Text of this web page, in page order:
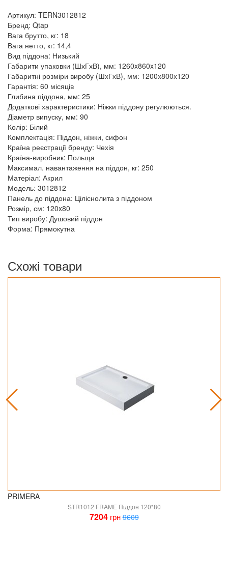
Артикул: TERN3012812
Бренд: Qtap
Вага брутто, кг: 18
Вага нетто, кг: 14,4
Вид піддона: Низький
Габарити упаковки (ШхГхВ), мм: 1260x860x120
Габаритні розміри виробу (ШхГхВ), мм: 1200х800х120
Гарантія: 60 місяців
Глибина піддона, мм: 25
Додаткові характеристики: Ніжки піддону регулюються.
Діаметр випуску, мм: 90
Колір: Білий
Комплектація: Піддон, ніжки, сифон
Країна реєстрації бренду: Чехія
Країна-виробник: Польща
Максимал. навантаження на піддон, кг: 250
Матеріал: Акрил
Модель: 3012812
Панель до піддона: Ціліснолита з піддоном
Розмір, см: 120x80
Тип виробу: Душовий піддон
Форма: Прямокутна
Схожі товари
PRIMERA
STR1012 FRAME Піддон 120*80
7204грн9609